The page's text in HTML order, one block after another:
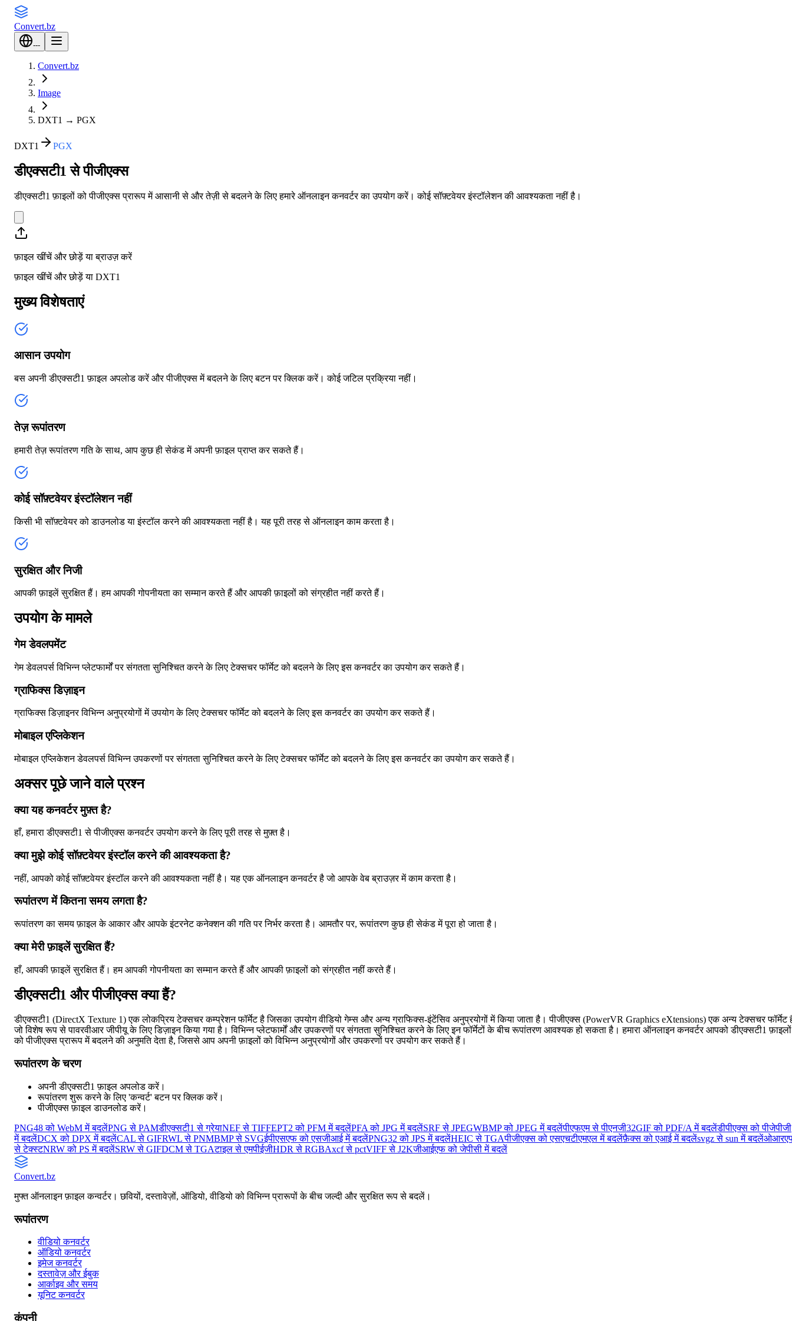
Convert.bz
---
Convert.bz
Image
DXT1 → PGX
DXT1 PGX
डीएक्सटी1 से पीजीएक्स
डीएक्सटी1 फ़ाइलों को पीजीएक्स प्रारूप में आसानी से और तेज़ी से बदलने के लिए हमारे ऑनलाइन कनवर्टर का उपयोग करें। कोई सॉफ़्टवेयर इंस्टॉलेशन की आवश्यकता नहीं है।
फ़ाइल खींचें और छोड़ें या ब्राउज़ करें
फ़ाइल खींचें और छोड़ें या DXT1
मुख्य विशेषताएं
आसान उपयोग
बस अपनी डीएक्सटी1 फ़ाइल अपलोड करें और पीजीएक्स में बदलने के लिए बटन पर क्लिक करें। कोई जटिल प्रक्रिया नहीं।
तेज़ रूपांतरण
हमारी तेज़ रूपांतरण गति के साथ, आप कुछ ही सेकंड में अपनी फ़ाइल प्राप्त कर सकते हैं।
कोई सॉफ़्टवेयर इंस्टॉलेशन नहीं
किसी भी सॉफ़्टवेयर को डाउनलोड या इंस्टॉल करने की आवश्यकता नहीं है। यह पूरी तरह से ऑनलाइन काम करता है।
सुरक्षित और निजी
आपकी फ़ाइलें सुरक्षित हैं। हम आपकी गोपनीयता का सम्मान करते हैं और आपकी फ़ाइलों को संग्रहीत नहीं करते हैं।
उपयोग के मामले
गेम डेवलपमेंट
गेम डेवलपर्स विभिन्न प्लेटफार्मों पर संगतता सुनिश्चित करने के लिए टेक्सचर फॉर्मेट को बदलने के लिए इस कनवर्टर का उपयोग कर सकते हैं।
ग्राफिक्स डिज़ाइन
ग्राफिक्स डिज़ाइनर विभिन्न अनुप्रयोगों में उपयोग के लिए टेक्सचर फॉर्मेट को बदलने के लिए इस कनवर्टर का उपयोग कर सकते हैं।
मोबाइल एप्लिकेशन
मोबाइल एप्लिकेशन डेवलपर्स विभिन्न उपकरणों पर संगतता सुनिश्चित करने के लिए टेक्सचर फॉर्मेट को बदलने के लिए इस कनवर्टर का उपयोग कर सकते हैं।
अक्सर पूछे जाने वाले प्रश्न
क्या यह कनवर्टर मुफ़्त है?
हाँ, हमारा डीएक्सटी1 से पीजीएक्स कनवर्टर उपयोग करने के लिए पूरी तरह से मुफ़्त है।
क्या मुझे कोई सॉफ़्टवेयर इंस्टॉल करने की आवश्यकता है?
नहीं, आपको कोई सॉफ़्टवेयर इंस्टॉल करने की आवश्यकता नहीं है। यह एक ऑनलाइन कनवर्टर है जो आपके वेब ब्राउज़र में काम करता है।
रूपांतरण में कितना समय लगता है?
रूपांतरण का समय फ़ाइल के आकार और आपके इंटरनेट कनेक्शन की गति पर निर्भर करता है। आमतौर पर, रूपांतरण कुछ ही सेकंड में पूरा हो जाता है।
क्या मेरी फ़ाइलें सुरक्षित हैं?
हाँ, आपकी फ़ाइलें सुरक्षित हैं। हम आपकी गोपनीयता का सम्मान करते हैं और आपकी फ़ाइलों को संग्रहीत नहीं करते हैं।
डीएक्सटी1 और पीजीएक्स क्या हैं?
डीएक्सटी1 (DirectX Texture 1) एक लोकप्रिय टेक्सचर कम्प्रेशन फॉर्मेट है जिसका उपयोग वीडियो गेम्स और अन्य ग्राफिक्स-इंटेंसिव अनुप्रयोगों में किया जाता है। पीजीएक्स (PowerVR Graphics eXtensions) एक अन्य टेक्सचर फॉर्मेट
जो विशेष रूप से पावरवीआर जीपीयू के लिए डिज़ाइन किया गया है। विभिन्न प्लेटफार्मों और उपकरणों पर संगतता सुनिश्चित करने के लिए इन फॉर्मेटों के बीच रूपांतरण आवश्यक हो सकता है। हमारा ऑनलाइन कनवर्टर आपको डीएक्सटी1 फ़ाइलों
को पीजीएक्स प्रारूप में बदलने की अनुमति देता है, जिससे आप अपनी फ़ाइलों को विभिन्न अनुप्रयोगों और उपकरणों पर उपयोग कर सकते हैं।
रूपांतरण के चरण
अपनी डीएक्सटी1 फ़ाइल अपलोड करें।
रूपांतरण शुरू करने के लिए 'कन्वर्ट' बटन पर क्लिक करें।
पीजीएक्स फ़ाइल डाउनलोड करें।
PNG48 को WebM में बदलेंPNG से PAMडीएक्सटी1 से ग्रेयाNEF से TIFFEPT2 को PFM में बदलेंPFA को JPG में बदलेंSRF से JPEGWBMP को JPEG में बदलेंपीएफएम से पीएनजी32GIF को PDF/A में बदलेंडीपीएक्स को पीजेपीजी
में बदलेंDCX को DPX में बदलेंCAL से GIFRWL से PNMBMP से SVGईपीएसएफ को एसजीआई में बदलेंPNG32 को JPS में बदलेंHEIC से TGAपीजीएक्स को एसएचटीएमएल में बदलेंफ़ैक्स को एआई में बदलेंsvgz से sun में बदलें
से टेक्स्टNRW को PS में बदलेंSRW से GIFDCM से TGAटाइल से एमपीईजीHDR से RGBAxcf से pctVIFF से J2Kजीआईएफ को जेपीसी में बदलें
Convert.bz
मुफ्त ऑनलाइन फ़ाइल कन्वर्टर। छवियों, दस्तावेज़ों, ऑडियो, वीडियो को विभिन्न प्रारूपों के बीच जल्दी और सुरक्षित रूप से बदलें।
रूपांतरण
वीडियो कनवर्टर
ऑडियो कनवर्टर
इमेज कनवर्टर
दस्तावेज़ और ईबुक
आर्काइव और समय
यूनिट कनवर्टर
कंपनी